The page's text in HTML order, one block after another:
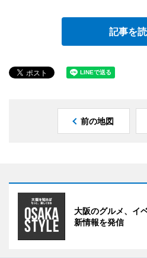
記事を
前の地図
大阪のグルメ、イ
新情報を発信